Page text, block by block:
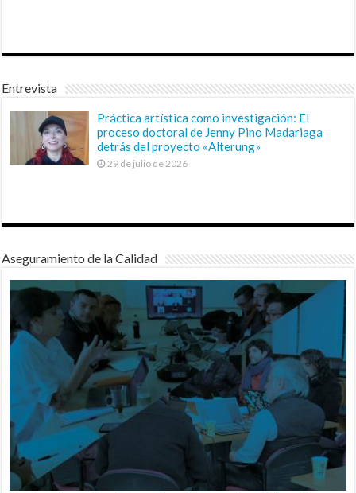
Entrevista
Práctica artística como investigación: El
proceso doctoral de Jenny Pino Madariaga
detrás del proyecto «Alterung»
29 de julio de 2026
Aseguramiento de la Calidad